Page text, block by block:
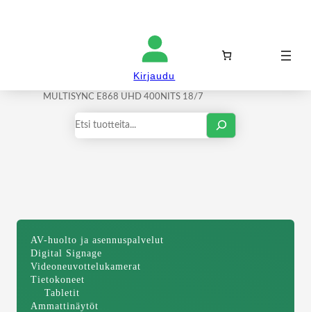
Kirjaudu
Ammattinäytöt
MULTISYNC E868 UHD 400NITS 18/7
Haku
AV-huolto ja asennuspalvelut
Digital Signage
Videoneuvottelukamerat
Tietokoneet
Tabletit
Ammattinäytöt